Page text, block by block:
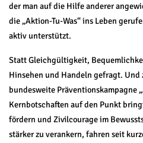
der man auf die Hilfe anderer
die „Aktion-Tu-Was“ ins Leben
aktiv unterstützt.
Statt Gleichgültigkeit,
Hinsehen und Handeln gefragt. Und
bundesweite Präventionskampagne
Kernbotschaften auf den Punkt
fördern und Zivilcourage im
stärker zu verankern, fahren seit